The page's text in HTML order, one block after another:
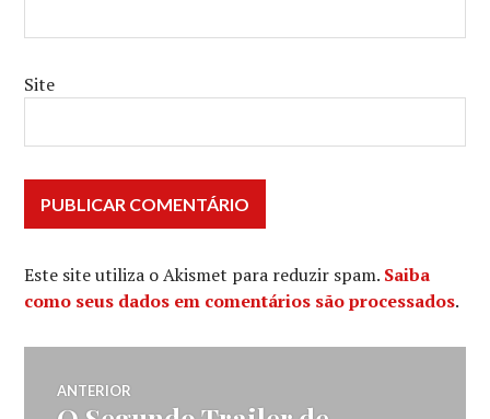
Site
Este site utiliza o Akismet para reduzir spam. Saiba
como seus dados em comentários são processados.
Navegação
ANTERIOR
Post